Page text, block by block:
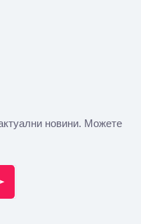
новини. Можете